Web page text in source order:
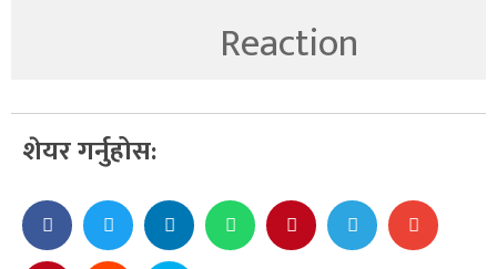
शेयर गर्नुहोस: